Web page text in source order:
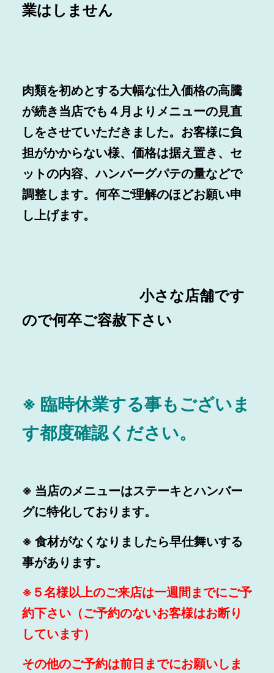
業はしません
肉類を初めとする大幅な仕入価格の高騰
が続き当店でも ４月よりメニューの見直
しをさせていただきました。 お客様に負
担がかからない様、価格は据え置き、セ
ットの内容、ハンバーグパテの量などで
調整します。何卒ご理解のほどお願い申
し上げます。
小さな店舗です
ので何卒ご容赦下さい
※ 臨時休業する事もございま
す都度確認ください。
※ 当店のメニューはステーキとハンバー
グに特化しております。
※ 食材がなくなりましたら早仕舞いする
事があります。
※５名様以上のご来店は一週間までにご予
約下さい（ご予約のないお客様はお断り
しています）
その他のご予約は前日までにお願いしま